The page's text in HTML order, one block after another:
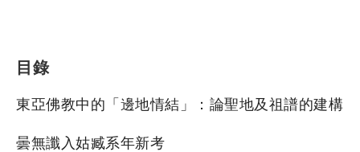
目錄
東亞佛教中的「邊地情結」：論聖地及祖譜的建構
曇無讖入姑臧系年新考